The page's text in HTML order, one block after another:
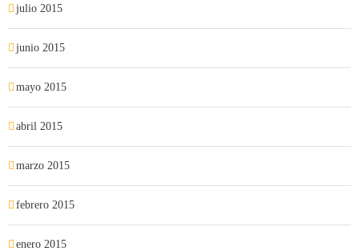
julio 2015
junio 2015
mayo 2015
abril 2015
marzo 2015
febrero 2015
enero 2015